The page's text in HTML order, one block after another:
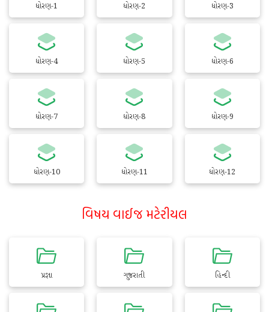
ધોરણ-1 ધોરણ-2 ધોરણ-3
ધોરણ-4 ધોરણ-5 ધોરણ-6
ધોરણ-7 ધોરણ-8 ધોરણ-9
ધોરણ-10 ધોરણ-11 ધોરણ-12
વિષય વાઈજ મટેરીયલ
પ્રજ્ઞા ગુજરાતી હિન્દી